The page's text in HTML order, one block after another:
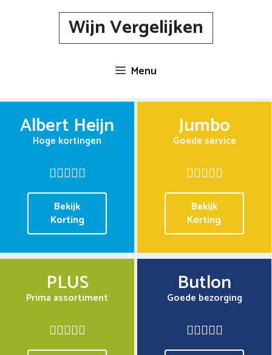
Wijn Vergelijken
Menu
Albert Heijn
Hoge kortingen
Bekijk
Korting
Jumbo
Goede service
Bekijk
Korting
PLUS
Prima assortiment
Butlon
Goede bezorging